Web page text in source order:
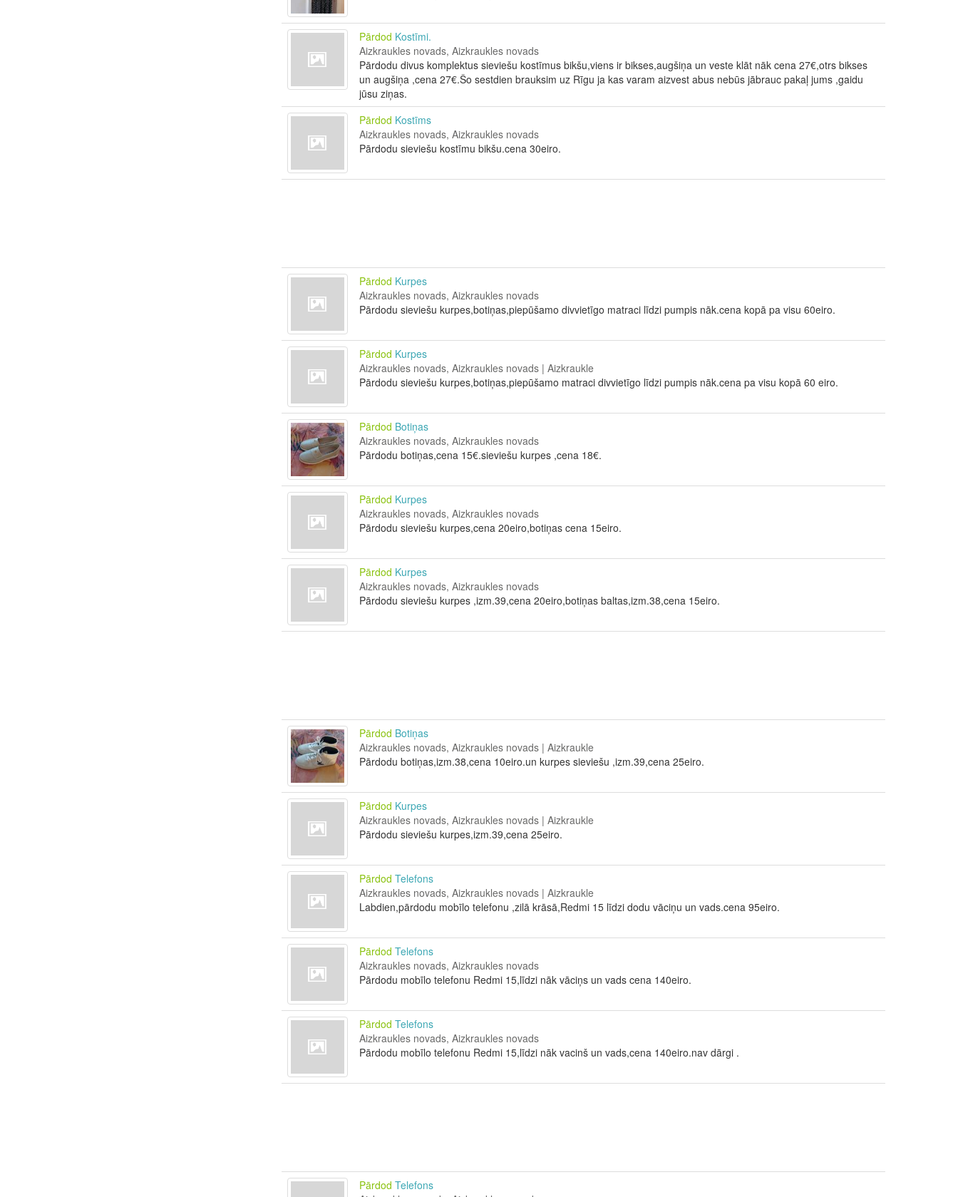
Pārdod Kostīmi.
Aizkraukles novads, Aizkraukles novads
Pārdodu divus komplektus sieviešu kostīmus bikšu,viens ir bikses,augšiņa un veste klāt nāk cena 27€,otrs bikses
un augšiņa ,cena 27€.Šo sestdien brauksim uz Rīgu ja kas varam aizvest abus nebūs jābrauc pakaļ jums ,gaidu
jūsu ziņas.
Pārdod Kostīms
Aizkraukles novads, Aizkraukles novads
Pārdodu sieviešu kostīmu bikšu.cena 30eiro.
Pārdod Kurpes
Aizkraukles novads, Aizkraukles novads
Pārdodu sieviešu kurpes,botiņas,piepūšamo divvietīgo matraci līdzi pumpis nāk.cena kopā pa visu 60eiro.
Pārdod Kurpes
Aizkraukles novads, Aizkraukles novads | Aizkraukle
Pārdodu sieviešu kurpes,botiņas,piepūšamo matraci divvietīgo līdzi pumpis nāk.cena pa visu kopā 60 eiro.
Pārdod Botiņas
Aizkraukles novads, Aizkraukles novads
Pārdodu botiņas,cena 15€.sieviešu kurpes ,cena 18€.
Pārdod Kurpes
Aizkraukles novads, Aizkraukles novads
Pārdodu sieviešu kurpes,cena 20eiro,botiņas cena 15eiro.
Pārdod Kurpes
Aizkraukles novads, Aizkraukles novads
Pārdodu sieviešu kurpes ,izm.39,cena 20eiro,botiņas baltas,izm.38,cena 15eiro.
Pārdod Botiņas
Aizkraukles novads, Aizkraukles novads | Aizkraukle
Pārdodu botiņas,izm.38,cena 10eiro.un kurpes sieviešu ,izm.39,cena 25eiro.
Pārdod Kurpes
Aizkraukles novads, Aizkraukles novads | Aizkraukle
Pārdodu sieviešu kurpes,izm.39,cena 25eiro.
Pārdod Telefons
Aizkraukles novads, Aizkraukles novads | Aizkraukle
Labdien,pārdodu mobīlo telefonu ,zilā krāsā,Redmi 15 līdzi dodu vāciņu un vads.cena 95eiro.
Pārdod Telefons
Aizkraukles novads, Aizkraukles novads
Pārdodu mobīlo telefonu Redmi 15,līdzi nāk vāciņs un vads cena 140eiro.
Pārdod Telefons
Aizkraukles novads, Aizkraukles novads
Pārdodu mobīlo telefonu Redmi 15,līdzi nāk vacinš un vads,cena 140eiro.nav dārgi .
Pārdod Telefons